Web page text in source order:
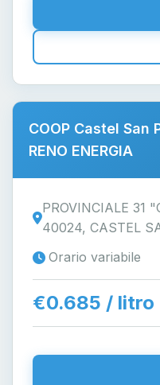
COOP Castel San
RENO ENERGIA
PROVINCIALE 31
40024, CASTEL
Orario variabile
€0.685 / litro